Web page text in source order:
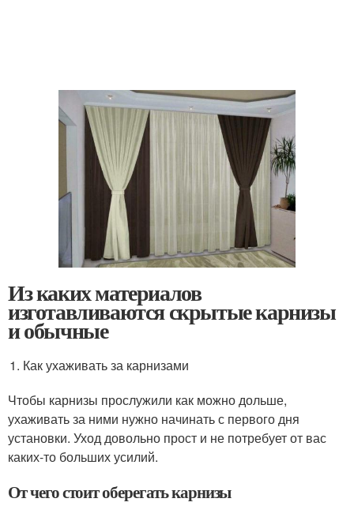
Из каких материалов
изготавливаются скрытые карнизы
и обычные
Как ухаживать за карнизами
Чтобы карнизы прослужили как можно дольше,
ухаживать за ними нужно начинать с первого дня
установки. Уход довольно прост и не потребует от вас
каких-то больших усилий.
От чего стоит оберегать карнизы